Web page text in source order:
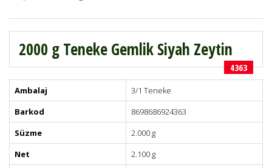
2000 g Teneke Gemlik Siyah Zeytin
4363
Ambalaj
3/1 Teneke
Barkod
8698686924363
Süzme
2.000 g
Net
2.100 g